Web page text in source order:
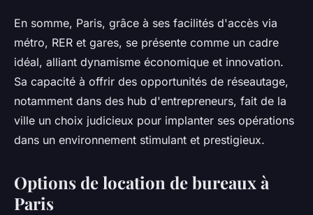
En somme, Paris, grâce à ses facilités d'accès via
métro, RER et gares, se présente comme un cadre
idéal, alliant dynamisme économique et innovation.
Sa capacité à offrir des opportunités de réseautage,
notamment dans des hub d'entrepreneurs, fait de la
ville un choix judicieux pour implanter ses opérations
dans un environnement stimulant et prestigieux.
Options de location de bureaux à
Paris